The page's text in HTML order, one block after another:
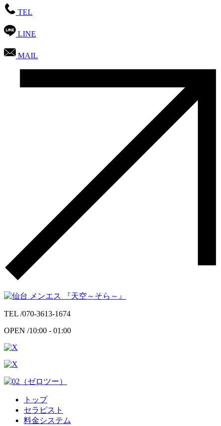
TEL
LINE
MAIL
TEL /070-3613-1674
OPEN /10:00 - 01:00
トップ
セラピスト
料金システム